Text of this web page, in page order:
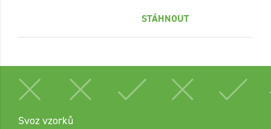
STÁHNOUT
Svoz vzorků